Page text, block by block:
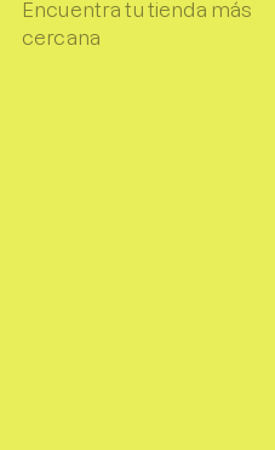
Encuentra tu tienda más
cercana